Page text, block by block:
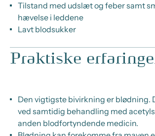
Tilstand med udslæt og feber samt
hævelse i leddene
Lavt blodsukker
Praktiske
Den vigtigste bivirkning er blødning.
ved samtidig behandling med
anden blodfortyndende medicin.